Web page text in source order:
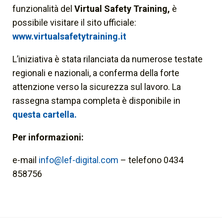
funzionalità del Virtual Safety Training, è
possibile visitare il sito ufficiale:
www.virtualsafetytraining.it
L’iniziativa è stata rilanciata da numerose testate
regionali e nazionali, a conferma della forte
attenzione verso la sicurezza sul lavoro. La
rassegna stampa completa è disponibile in
questa cartella.
Per informazioni:
e-mail info@lef-digital.com – telefono 0434
858756